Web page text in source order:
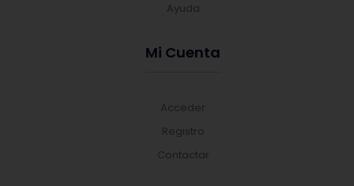
Ayuda
Mi Cuenta
Acceder
Registro
Contactar